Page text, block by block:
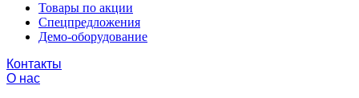
Товары по акции
Спецпредложения
Демо-оборудование
Контакты
О нас